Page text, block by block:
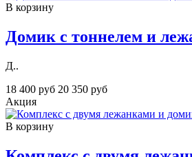
В корзину
Домик с тоннелем и
Д..
18 400 руб 20 350 руб
Акция
В корзину